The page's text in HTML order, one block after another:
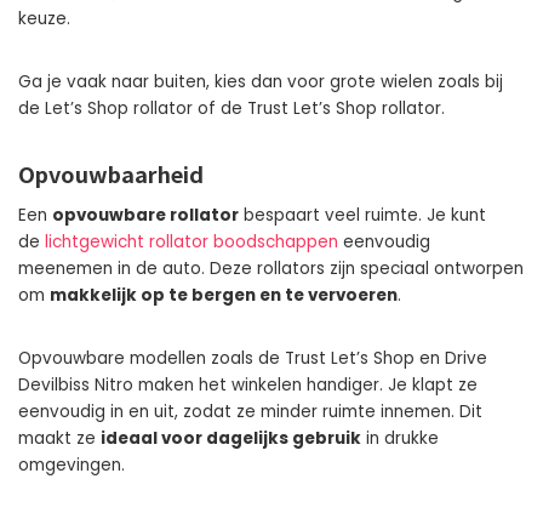
keuze.
Ga je vaak naar buiten, kies dan voor grote wielen zoals bij
de Let’s Shop rollator of de Trust Let’s Shop rollator.
Opvouwbaarheid
Een opvouwbare rollator bespaart veel ruimte. Je kunt
de lichtgewicht rollator boodschappen eenvoudig
meenemen in de auto. Deze rollators zijn speciaal ontworpen
om makkelijk op te bergen en te vervoeren.
Opvouwbare modellen zoals de Trust Let’s Shop en Drive
Devilbiss Nitro maken het winkelen handiger. Je klapt ze
eenvoudig in en uit, zodat ze minder ruimte innemen. Dit
maakt ze ideaal voor dagelijks gebruik in drukke
omgevingen.